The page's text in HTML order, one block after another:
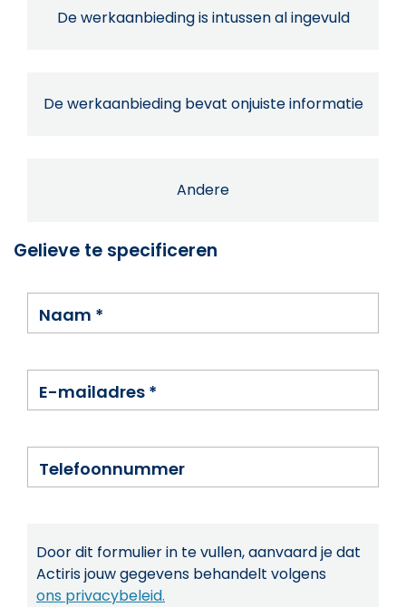
De werkaanbieding is intussen al ingevuld
De werkaanbieding bevat onjuiste informatie
Andere
Gelieve te specificeren
Naam *
E-mailadres *
Telefoonnummer
Door dit formulier in te vullen, aanvaard je dat
Actiris jouw gegevens behandelt volgens
ons privacybeleid.